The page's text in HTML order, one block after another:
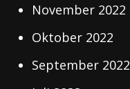
November 2022
Oktober 2022
September 2022